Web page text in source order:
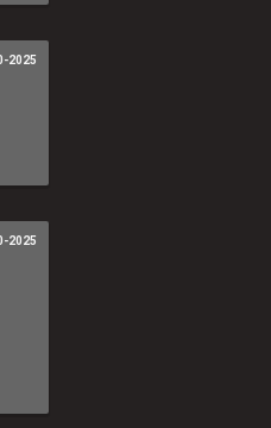
2025
2025